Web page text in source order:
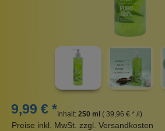
9,99 € *Inhalt: 250 ml ( 39,96 € * /l)
Preise inkl. MwSt. zzgl. Versandkosten